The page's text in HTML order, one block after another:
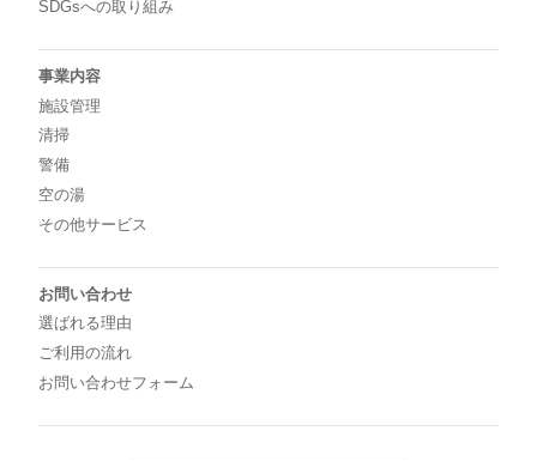
SDGsへの取り組み
事業内容
施設管理
清掃
警備
空の湯
その他サービス
お問い合わせ
選ばれる理由
ご利用の流れ
お問い合わせフォーム